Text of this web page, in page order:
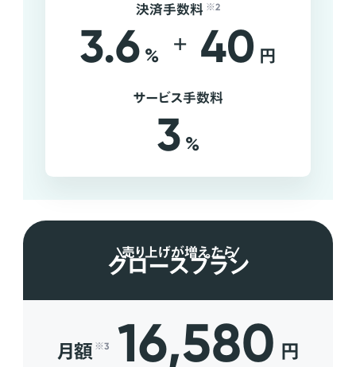
決済手数料 ※2
3.6 % + 40 円
サービス手数料
3 %
売り上げが増えたら
グロースプラン
月額 ※3 16,580 円